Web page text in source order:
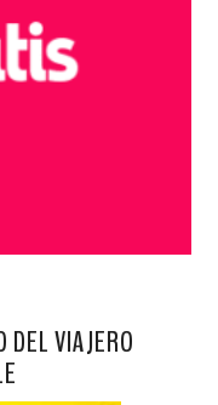
DEL VIAJERO